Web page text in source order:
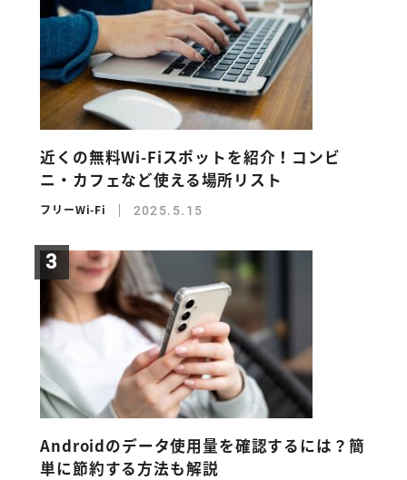
近くの無料Wi-Fiスポットを紹介！コンビ
ニ・カフェなど使える場所リスト
フリーWi-Fi 2025.5.15
Androidのデータ使用量を確認するには？簡
単に節約する方法も解説